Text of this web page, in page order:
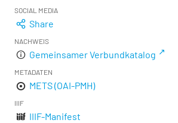
SOCIAL MEDIA
Share
NACHWEIS
Gemeinsamer Verbundkatalog
METADATEN
METS (OAI-PMH)
IIIF
IIIF-Manifest